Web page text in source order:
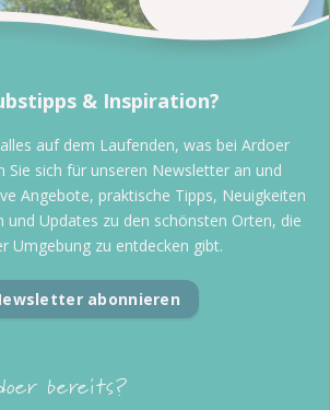
bereits?
& Inspiration?
auf dem Laufenden, was bei Ardoer
Sie sich für unseren Newsletter an und
Angebote, praktische Tipps, Neuigkeiten
und Updates zu den schönsten Orten, die
Umgebung zu entdecken gibt.
abonnieren